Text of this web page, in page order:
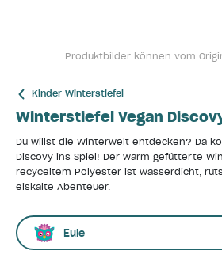
Produktbilder können vom
Kinder Winterstiefel
Winterstiefel Vegan
Du willst die Winterwelt entdecken? Da
Discovy ins Spiel! Der warm gefütterte
recyceltem Polyester ist wasserdicht,
eiskalte Abenteuer.
Eule